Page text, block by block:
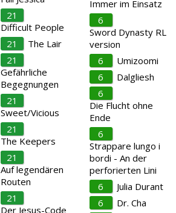
21
Difficult People
21
The Lair
21
Gefährliche
Begegnungen
21
Sweet/Vicious
21
The Keepers
21
Auf legendären
Routen
21
Der Jesus-Code
Immer im Einsatz
6
Sword Dynasty RL
version
6
Umizoomi
6
Dalgliesh
6
Die Flucht ohne
Ende
6
Strappare lungo i
bordi - An der
perforierten Lini
6
Julia Durant
6
Dr. Cha